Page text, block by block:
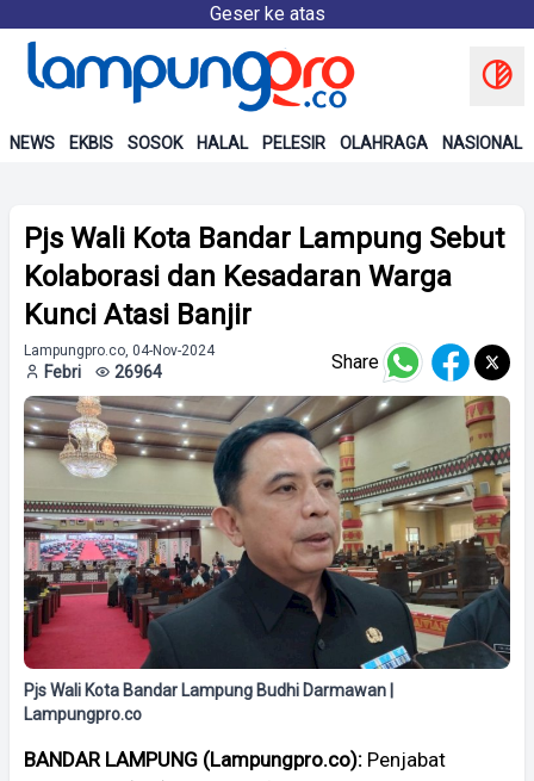
Geser ke atas
NEWS EKBIS SOSOK HALAL PELESIR OLAHRAGA NASIONAL
Pjs Wali Kota Bandar Lampung Sebut
Kolaborasi dan Kesadaran Warga
Kunci Atasi Banjir
Lampungpro.co, 04-Nov-2024
Febri 26964 Share
Pjs Wali Kota Bandar Lampung Budhi Darmawan |
Lampungpro.co
BANDAR LAMPUNG (Lampungpro.co): Penjabat